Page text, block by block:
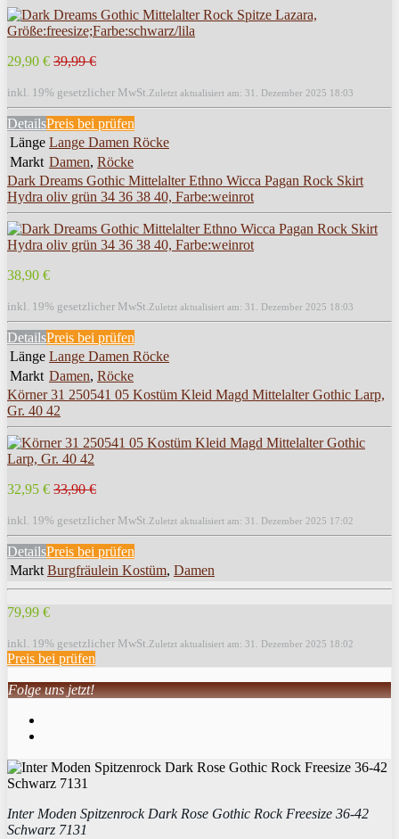
29,90 € 39,99 €
inkl. 19% gesetzlicher MwSt. Zuletzt aktualisiert am: 31. Dezember 2025 18:03
DetailsPreis bei prüfen
Länge Lange Damen Röcke
Markt Damen, Röcke
Dark Dreams Gothic Mittelalter Ethno Wicca Pagan Rock Skirt
Hydra oliv grün 34 36 38 40, Farbe:weinrot
38,90 €
inkl. 19% gesetzlicher MwSt. Zuletzt aktualisiert am: 31. Dezember 2025 18:03
DetailsPreis bei prüfen
Länge Lange Damen Röcke
Markt Damen, Röcke
Körner 31 250541 05 Kostüm Kleid Magd Mittelalter Gothic Larp,
Gr. 40 42
32,95 € 33,90 €
inkl. 19% gesetzlicher MwSt. Zuletzt aktualisiert am: 31. Dezember 2025 17:02
DetailsPreis bei prüfen
Markt Burgfräulein Kostüm, Damen
79,99 €
inkl. 19% gesetzlicher MwSt. Zuletzt aktualisiert am: 31. Dezember 2025 18:02
Preis bei prüfen
Folge uns jetzt!
Inter Moden Spitzenrock Dark Rose Gothic Rock Freesize 36-42
Schwarz 7131